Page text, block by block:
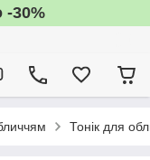
-30%
Тонік для